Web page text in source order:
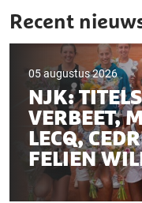
Recent
05 augustus 2026
NJK:
VERBEET,
LECQ,
FELIEN